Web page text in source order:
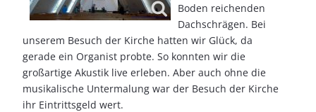
Boden reichenden
Dachschrägen. Bei
unserem Besuch der Kirche hatten wir Glück, da
gerade ein Organist probte. So konnten wir die
großartige Akustik live erleben. Aber auch ohne die
musikalische Untermalung war der Besuch der Kirche
ihr Eintrittsgeld wert.